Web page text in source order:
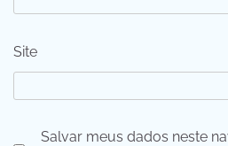
Site
Salvar meus dados neste